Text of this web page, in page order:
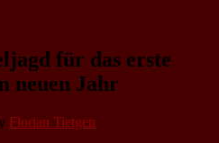
für das erste
neuen Jahr
Florian Tietgen